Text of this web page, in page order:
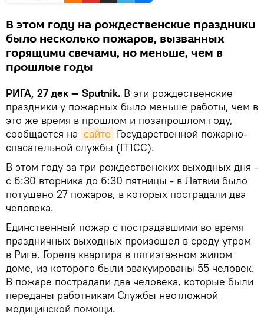
В этом году на рождественские праздники
было несколько пожаров, вызванных
горящими свечами, но меньше, чем в
прошлые годы
РИГА, 27 дек — Sputnik. В эти рождественские
праздники у пожарных было меньше работы, чем в
это же время в прошлом и позапрошлом году,
сообщается на сайте Государственной пожарно-
спасательной службы (ГПСС).
В этом году за три рождественских выходных дня -
с 6:30 вторника до 6:30 пятницы - в Латвии было
потушено 27 пожаров, в которых пострадали два
человека.
Единственный пожар с пострадавшими во время
праздничных выходных произошел в среду утром
в Риге. Горела квартира в пятиэтажном жилом
доме, из которого были эвакуированы 55 человек.
В пожаре пострадали два человека, которые были
переданы работникам Службы неотложной
медицинской помощи.